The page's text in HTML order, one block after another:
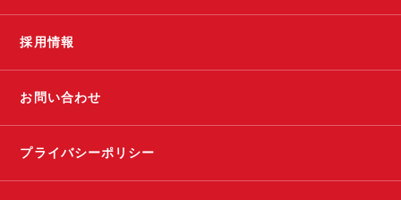
採用情報
お問い合わせ
プライバシーポリシー